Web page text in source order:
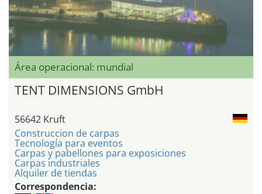
Área operacional: mundial
TENT DIMENSIONS GmbH
56642 Kruft
Construccion de carpas
Tecnología para eventos
Carpas y pabellones para exposiciones
Carpas industriales
Alquiler de tiendas
Correspondencia: